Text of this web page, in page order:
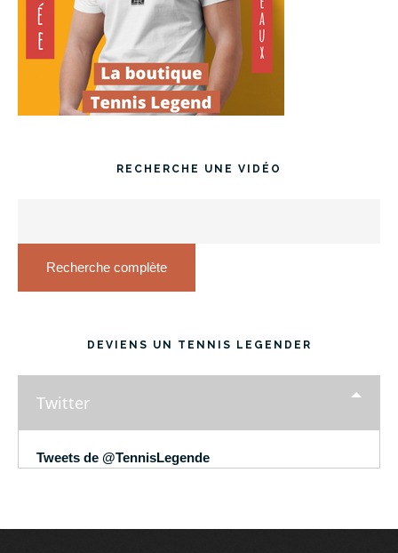
RECHERCHE UNE VIDÉO
Recherche complète
DEVIENS UN TENNIS LEGENDER
Twitter
Tweets de @TennisLegende